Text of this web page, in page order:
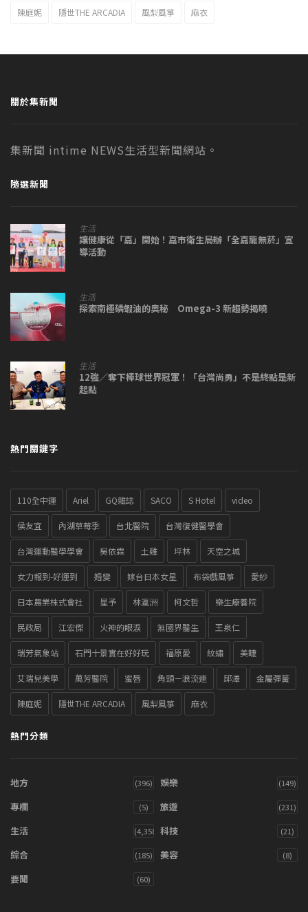
陳庭妮 隱世THE ARCADIA 風梨風箏 麻衣
關於集新聞
集新聞 intime NEWS生活型新聞網站。
隨選新聞
生活
讓健康從「嘉」開始！嘉市衛生局辦「全嘉龍無菸」宣
導活動
生活
探索南極磷蝦油的奧秘 Omega-3 新趨勢揭曉
生活
12強／奪下棒球世界冠軍！「台灣尚勇」不是終點是新
起點
熱門關鍵字
110全中運 Ariel GQ雜誌 SACO S Hotel video
侯友宜 內湖草莓季 台北醫院 台灣復健醫學會
台灣運動醫學學會 吳依霖 土雞 坪林 天空之城
女力報到-好運到 婚變 嫁台日本女星 布袋戲風箏 愛紗
日本農業株式會社 星予 林瀛洲 柯文哲 樂生療養院
民政局 江宏傑 火神的眼淚 無國界醫生 王泉仁
瑞芳氣象站 石門十景實在好好玩 福原愛 紋繡 美睫
艾瑞兒美學 萬芳醫院 蜜唇 角頭－浪流連 邱澤 金屬彈簧
陳庭妮 隱世THE ARCADIA 風梨風箏 麻衣
熱門分類
地方 (396) 娛樂 (149)
專欄 (5) 旅遊 (231)
生活 (4,358) 科技 (21)
綜合 (185) 美容 (8)
要聞 (60)